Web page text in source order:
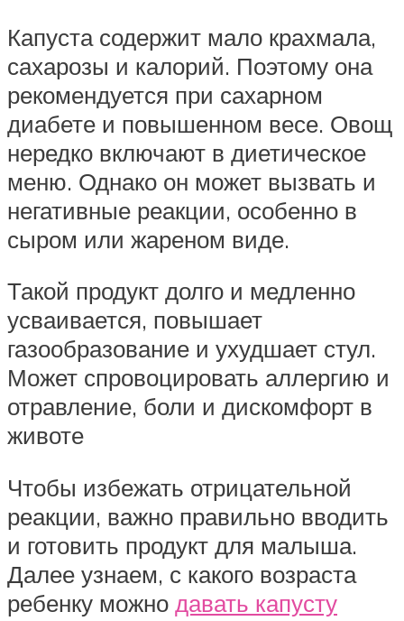
Капуста содержит мало крахмала,
сахарозы и калорий. Поэтому она
рекомендуется при сахарном
диабете и повышенном весе. Овощ
нередко включают в диетическое
меню. Однако он может вызвать и
негативные реакции, особенно в
сыром или жареном виде.
Такой продукт долго и медленно
усваивается, повышает
газообразование и ухудшает стул.
Может спровоцировать аллергию и
отравление, боли и дискомфорт в
животе
Чтобы избежать отрицательной
реакции, важно правильно вводить
и готовить продукт для малыша.
Далее узнаем, с какого возраста
ребенку можно давать капусту